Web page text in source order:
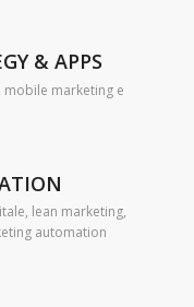
& APPS
mobile marketing e
lean marketing,
automation